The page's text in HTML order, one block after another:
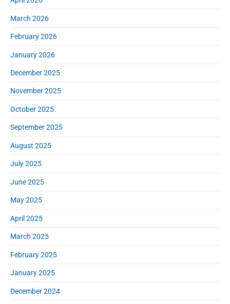
b
a
March 2026
February 2026
January 2026
December 2025
November 2025
October 2025
September 2025
August 2025
July 2025
June 2025
May 2025
April 2025
March 2025
February 2025
January 2025
December 2024